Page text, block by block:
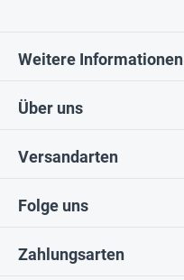
Folge uns
Über uns
Weitere Informationen
Zahlungsarten
Versandarten